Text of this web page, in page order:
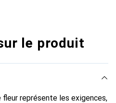
le produit
représente les exigences,